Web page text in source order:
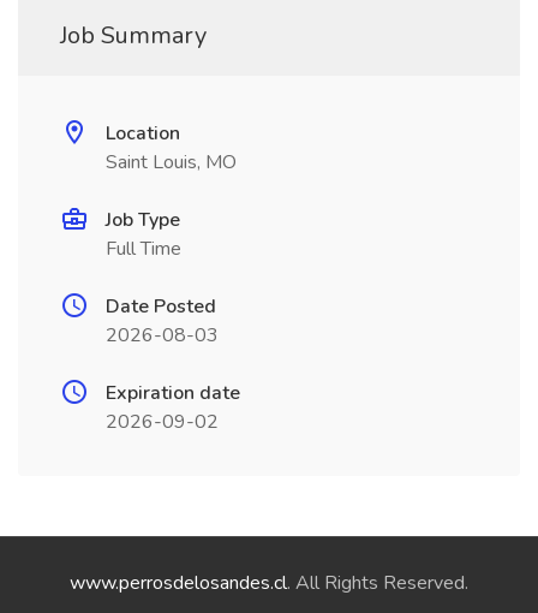
Job Summary
Location
Saint Louis, MO
Job Type
Full Time
Date Posted
2026-08-03
Expiration date
2026-09-02
www.perrosdelosandes.cl. All Rights Reserved.